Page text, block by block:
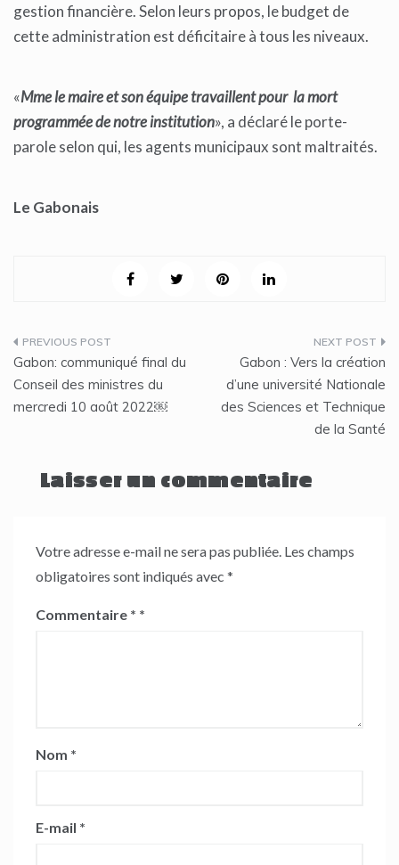
gestion financière. Selon leurs propos, le budget de
cette administration est déficitaire à tous les niveaux.
«Mme le maire et son équipe travaillent pour la mort
programmée de notre institution», a déclaré le porte-
parole selon qui, les agents municipaux sont maltraités.
Le Gabonais
Navigation
de
l’article
Gabon: communiqué final du
Conseil des ministres du
mercredi 10 août 2022￼
Gabon : Vers la création
d’une université Nationale
des Sciences et Technique
de la Santé
Laisser un commentaire
Votre adresse e-mail ne sera pas publiée. Les champs
obligatoires sont indiqués avec *
Commentaire *
Nom *
E-mail *